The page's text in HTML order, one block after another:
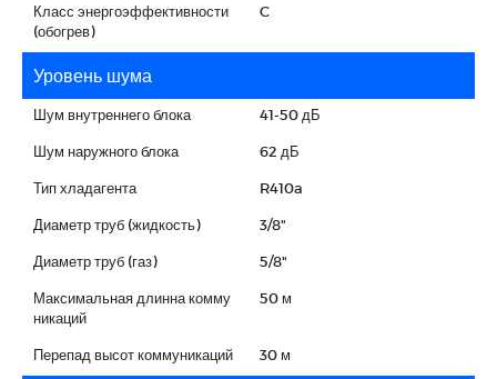
Класс энергоэффективности
(обогрев)
C
Уровень шума
Шум внутреннего блока 41-50 дБ
Шум наружного блока 62 дБ
Тип хладагента R410a
Диаметр труб (жидкость) 3/8"
Диаметр труб (газ) 5/8"
Максимальная длинна комму
никаций
50 м
Перепад высот коммуникаций 30 м